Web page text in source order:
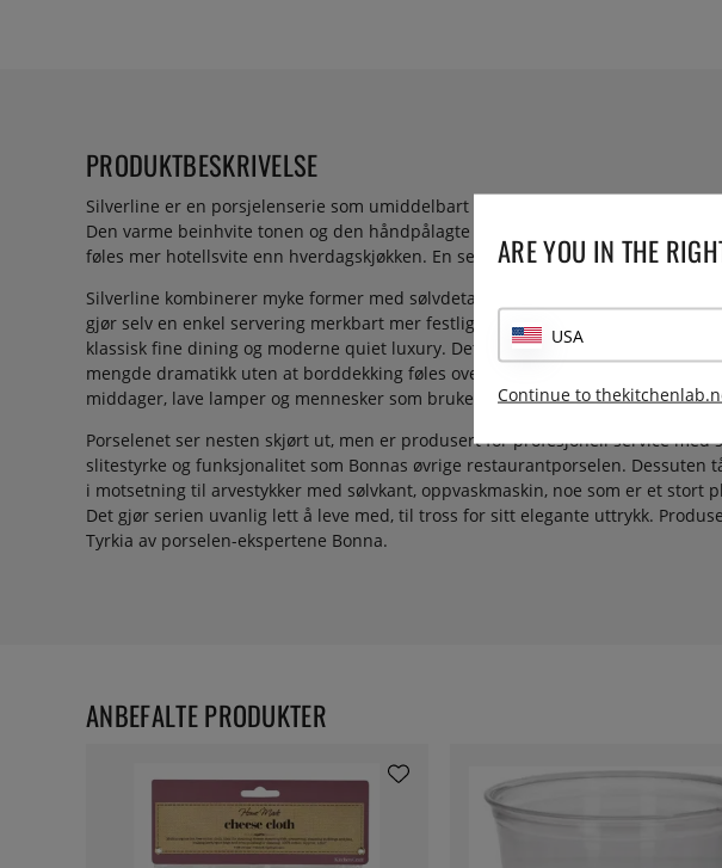
PRODUKTBESKRIVELSE
Silverline er en porsjelenserie som umiddelbart forandrer stemningen rundt
Den varme beinhvite tonen og den håndpålagte sølvkanten gir serien et uttrykk
føles mer hotellsvite enn hverdagskjøkken. En serie med tydelig kveldsenergi.
Silverline kombinerer myke former med sølvdetaljer som fanger lyset på en
gjør selv en enkel servering merkbart mer festlig. Serien beveger seg et sted
klassisk fine dining og moderne quiet luxury. Det tynne sølvbåndet gir akkurat
mengde dramatikk uten at borddekking føles overarbeidet. Dette er porselen
middager, lave lamper og mennesker som bruker linservietter.
Porselenet ser nesten skjørt ut, men er produsert for profesjonell service med
slitestyrke og funksjonalitet som Bonnas øvrige restaurantporselen. Dessuten
i motsetning til arvestykker med sølvkant, oppvaskmaskin, noe som er et stort
Det gjør serien uvanlig lett å leve med, til tross for sitt elegante uttrykk.
Tyrkia av porselen-ekspertene Bonna.
ANBEFALTE PRODUKTER
ARE YOU IN THE
USA
Continue to